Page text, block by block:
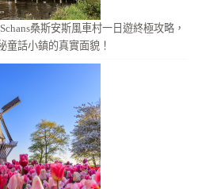
桑斯安斯風車村一日遊終極攻略，
童話小鎮的真實面貌！